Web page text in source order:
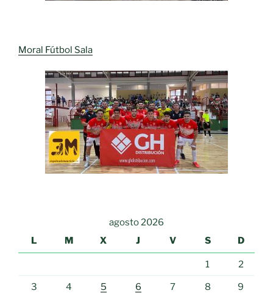
Moral Fútbol Sala
agosto 2026
L
M X J V S D
1 2
3 4 5 6 7 8 9